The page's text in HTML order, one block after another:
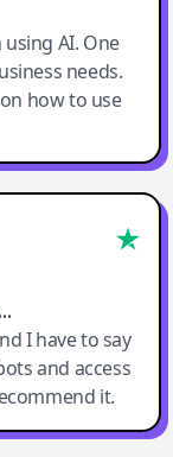
using AI. One
needs.
how to use
I have to say
and access
it.